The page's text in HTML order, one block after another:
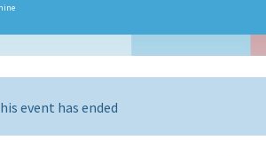
event has ended